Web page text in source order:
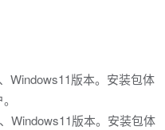
Windows11版本。安装包体
Windows11版本。安装包体